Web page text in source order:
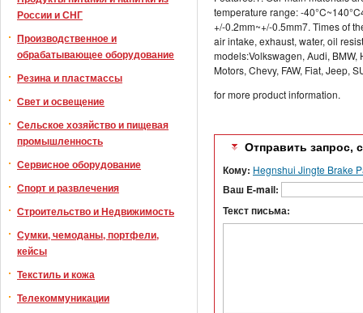
России и СНГ
Производственное и
обрабатывающее оборудование
Резина и пластмассы
Свет и освещение
Сельское хозяйство и пищевая
промышленность
Сервисное оборудование
Спорт и развлечения
Строительство и Недвижимость
Сумки, чемоданы, портфели,
кейсы
Текстиль и кожа
Телекоммуникации
temperature range: -
+/-0.2mm~+/-0.5mm7. Times of
air intake, exhaust, water, oil
models:Volkswagen, Audi, BMW,
Motors, Chevy, FAW, Fiat, Jeep,
for more product information.
Отправить запрос,
Кому: Hegnshui Jingte Brake
Ваш E-mail:
Текст письма: